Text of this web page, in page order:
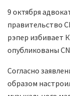
9 октября
правительство
рэпер избивает
опубликованы
Согласно
образом